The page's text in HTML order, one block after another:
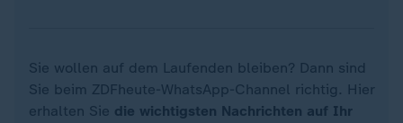
Sie wollen auf dem Laufenden bleiben? Dann sind
Sie beim ZDFheute-WhatsApp-Channel richtig. Hier
erhalten Sie die wichtigsten Nachrichten auf Ihr